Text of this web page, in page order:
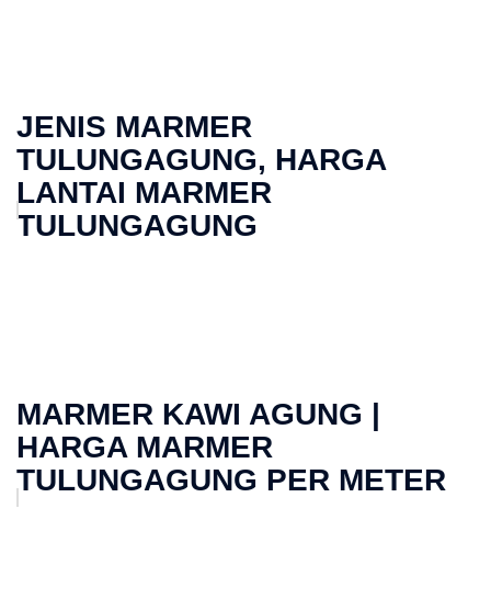
JENIS MARMER
TULUNGAGUNG, HARGA
LANTAI MARMER
TULUNGAGUNG
MARMER KAWI AGUNG |
HARGA MARMER
TULUNGAGUNG PER METER